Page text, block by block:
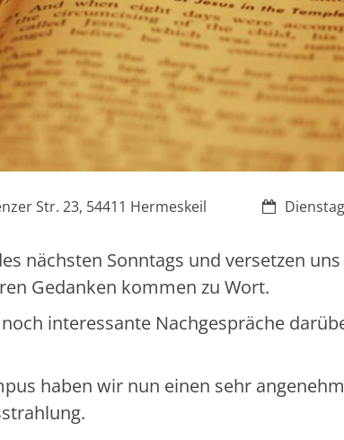
Datum:
Str. 23, 54411 Hermeskeil
nächsten Sonntags und versetzen
Gedanken kommen zu Wort.
interessante Nachgespräche
haben wir nun einen sehr